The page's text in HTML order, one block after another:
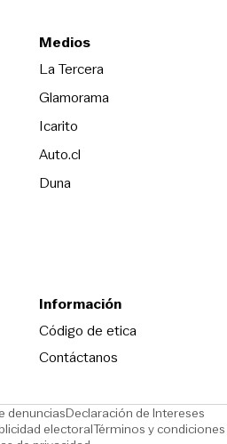
Medios
La TerceraOpens in new
Glamorama
Icarito
Auto.cl
DunaOpens in new window
Información
Código de eticaOpens in new
Contáctanos
denunciasOpens in new window
Declaración de Intereses
windowelectoralOpens in new window
Términos y condiciones